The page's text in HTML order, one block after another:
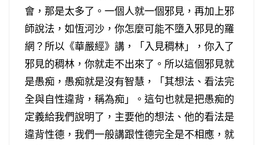
會，那是太多了。一個人就一個邪見，再加上邪
師說法，如恆河沙，你怎麼可能不墮入邪見的羅
網？所以《華嚴經》講，「入見稠林」，你入了
邪見的稠林，你就走不出來了。所以這個邪見就
是愚痴，愚痴就是沒有智慧，「其想法、看法完
全與自性違背，稱為痴」。這句也就是把愚痴的
定義給我們說明了，主要他的想法、他的看法是
違背性德，我們一般講跟性德完全是不相應，就